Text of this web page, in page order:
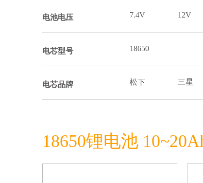
电池电压 7.4V 12V
电芯型号 18650
电芯品牌 松下 三星
18650锂电池